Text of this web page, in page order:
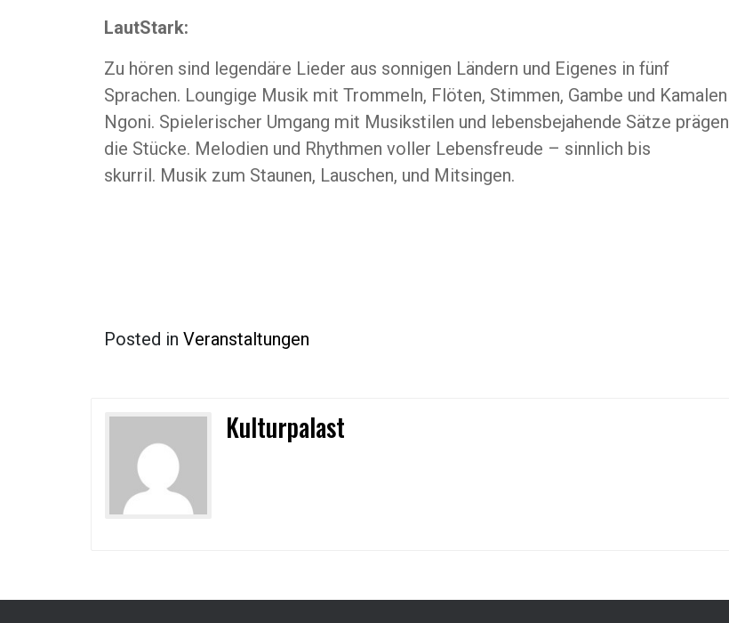
LautStark:
Zu hören sind legendäre Lieder aus sonnigen Ländern und Eigenes in fünf
Sprachen. Loungige Musik mit Trommeln, Flöten, Stimmen, Gambe und Kamalen
Ngoni. Spielerischer Umgang mit Musikstilen und lebensbejahende Sätze prägen
die Stücke. Melodien und Rhythmen voller Lebensfreude – sinnlich bis
skurril. Musik zum Staunen, Lauschen, und Mitsingen.
Posted in Veranstaltungen
Kulturpalast